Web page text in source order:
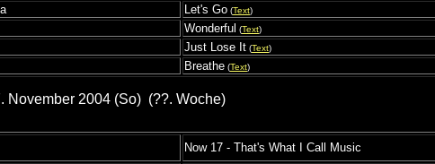
Let's Go (Text)
Wonderful (Text)
Just Lose It (Text)
Breathe (Text)
November 2004 (So) (??. Woche)
Now 17 - That's What I Call Music